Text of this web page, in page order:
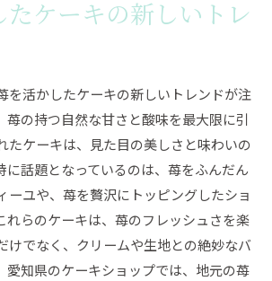
ケーキの新しいトレ
を活かしたケーキの新しいトレンドが注
苺の持つ自然な甘さと酸味を最大限に引
たケーキは、見た目の美しさと味わいの
に話題となっているのは、苺をふんだん
ーユや、苺を贅沢にトッピングしたショ
れらのケーキは、苺のフレッシュさを楽
けでなく、クリームや生地との絶妙なバ
愛知県のケーキショップでは、地元の苺